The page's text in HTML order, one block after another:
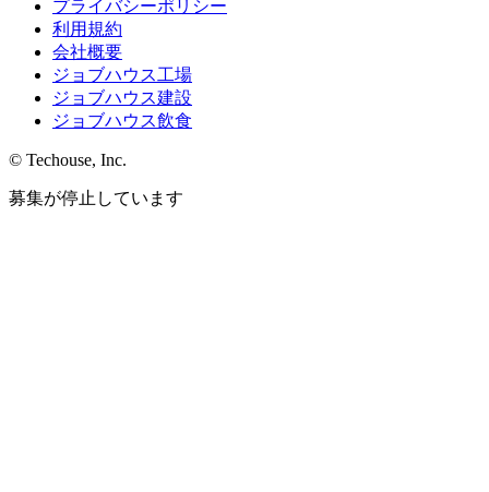
プライバシーポリシー
利用規約
会社概要
ジョブハウス工場
ジョブハウス建設
ジョブハウス飲食
© Techouse, Inc.
募集が停止しています